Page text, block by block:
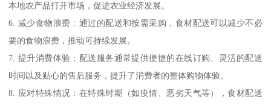
本地农产品打开市场，促进农业经济发展。
6. 减少食物浪费：通过的配送和按需采购，食材配送可以减少不必
要的食物浪费，推动可持续发展。
7. 提升消费体验：配送服务通常提供便捷的在线订购、灵活的配送
时间以及贴心的售后服务，提升了消费者的整体购物体验。
8. 应对特殊情况：在特殊时期（如疫情、恶劣天气等），食材配送